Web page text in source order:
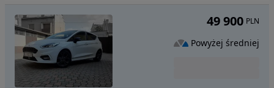
49 900 PLN
Powyżej średniej